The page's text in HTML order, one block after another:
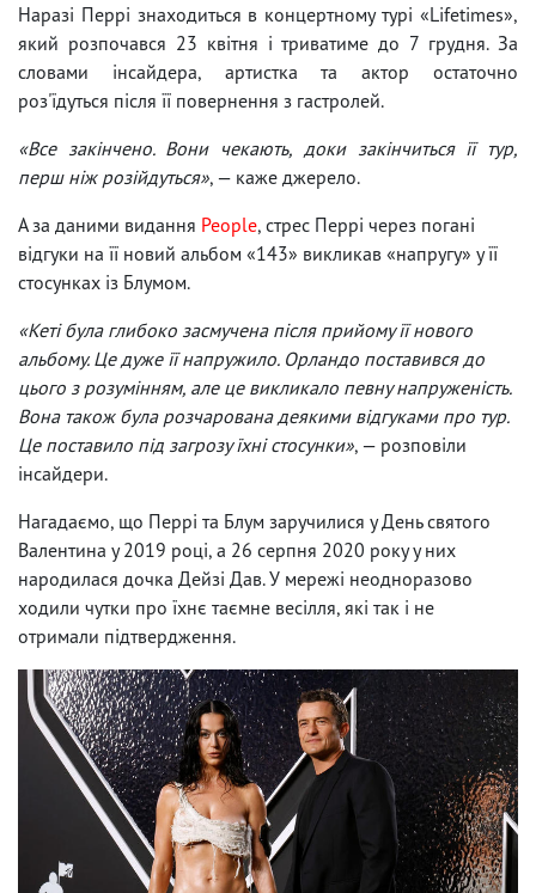
Наразі Перрі знаходиться в концертному турі «Lifetimes»,
який розпочався 23 квітня і триватиме до 7 грудня. За
словами інсайдера, артистка та актор остаточно
роз'їдуться після її повернення з гастролей.
«Все закінчено. Вони чекають, доки закінчиться її тур,
перш ніж розійдуться», — каже джерело.
А за даними видання People, стрес Перрі через погані
відгуки на її новий альбом «143» викликав «напругу» у її
стосунках із Блумом.
«Кеті була глибоко засмучена після прийому її нового
альбому. Це дуже її напружило. Орландо поставився до
цього з розумінням, але це викликало певну напруженість.
Вона також була розчарована деякими відгуками про тур.
Це поставило під загрозу їхні стосунки», — розповіли
інсайдери.
Нагадаємо, що Перрі та Блум заручилися у День святого
Валентина у 2019 році, а 26 серпня 2020 року у них
народилася дочка Дейзі Дав. У мережі неодноразово
ходили чутки про їхнє таємне весілля, які так і не
отримали підтвердження.